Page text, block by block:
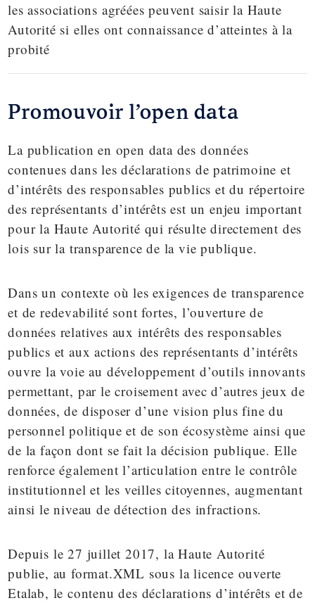
les associations agréées peuvent saisir la Haute
Autorité si elles ont connaissance d’atteintes à la
probité
Promouvoir l’open data
La publication en open data des données
contenues dans les déclarations de patrimoine et
d’intérêts des responsables publics et du répertoire
des représentants d’intérêts est un enjeu important
pour la Haute Autorité qui résulte directement des
lois sur la transparence de la vie publique.
Dans un contexte où les exigences de transparence
et de redevabilité sont fortes, l’ouverture de
données relatives aux intérêts des responsables
publics et aux actions des représentants d’intérêts
ouvre la voie au développement d’outils innovants
permettant, par le croisement avec d’autres jeux de
données, de disposer d’une vision plus fine du
personnel politique et de son écosystème ainsi que
de la façon dont se fait la décision publique. Elle
renforce également l’articulation entre le contrôle
institutionnel et les veilles citoyennes, augmentant
ainsi le niveau de détection des infractions.
Depuis le 27 juillet 2017, la Haute Autorité
publie, au format.XML sous la licence ouverte
Etalab, le contenu des déclarations d’intérêts et de